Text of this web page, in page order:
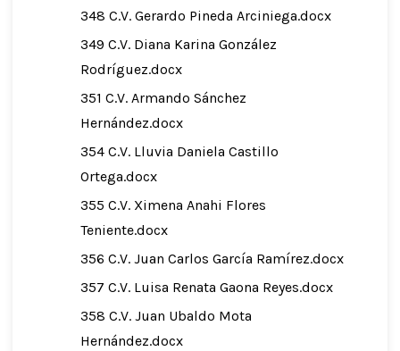
348 C.V. Gerardo Pineda Arciniega.docx
349 C.V. Diana Karina González
Rodríguez.docx
351 C.V. Armando Sánchez
Hernández.docx
354 C.V. Lluvia Daniela Castillo
Ortega.docx
355 C.V. Ximena Anahi Flores
Teniente.docx
356 C.V. Juan Carlos García Ramírez.docx
357 C.V. Luisa Renata Gaona Reyes.docx
358 C.V. Juan Ubaldo Mota
Hernández.docx